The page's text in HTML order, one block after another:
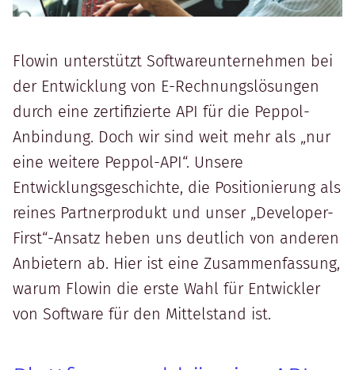
Flowin unterstützt Softwareunternehmen bei
der Entwicklung von E-Rechnungslösungen
durch eine zertifizierte API für die Peppol-
Anbindung. Doch wir sind weit mehr als „nur
eine weitere Peppol-API“. Unsere
Entwicklungsgeschichte, die Positionierung als
reines Partnerprodukt und unser „Developer-
First“-Ansatz heben uns deutlich von anderen
Anbietern ab. Hier ist eine Zusammenfassung,
warum Flowin die erste Wahl für Entwickler
von Software für den Mittelstand ist.